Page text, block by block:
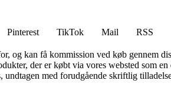
Pinterest TikTok Mail
RSS
og kan få kommission ved køb gennem
der er købt via vores websted som
undtagen med forudgående skriftlig